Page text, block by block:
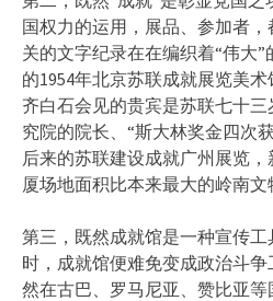
国权力的运用，展品、参加者
关的文字纪录在在编织着“伟大
的1954年北京苏联成就展览美
齐白石会见的贵宾是苏联七十
究院的院长、“斯大林奖金四次获
后来的苏联建设成就广州展览
厦场地面积比本来最大的岭南文
第三，既然成就馆是一种宣传
时，成就馆便难免变成政治斗
然在古巴、罗马尼亚、赞比亚